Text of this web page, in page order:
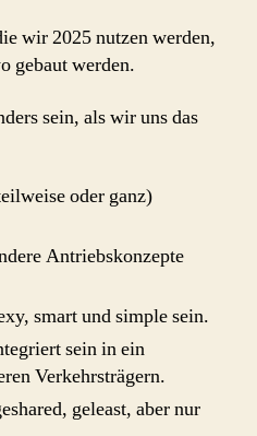
wir 2025 nutzen werden,
gebaut werden.
sein, als wir uns das
oder ganz)
Antriebskonzepte
smart und simple sein.
sein in ein
Verkehrsträgern.
geleast, aber nur